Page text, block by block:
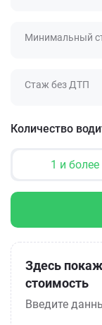
Минимальный
Стаж без ДТП
Количество
1 и более
Здесь
стоимость
Введите